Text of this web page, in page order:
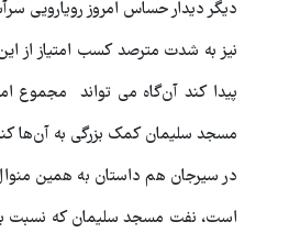
دیگر دیدار حساس امروز رویارویی
نیز به شدت مترصد کسب امتیاز از
پیدا کند آن‌گاه می تواند مجموع
مسجد سلیمان کمک بزرگی به آن‌ها
در سیرجان هم داستان به همین
است، نفت مسجد سلیمان که نسبت به